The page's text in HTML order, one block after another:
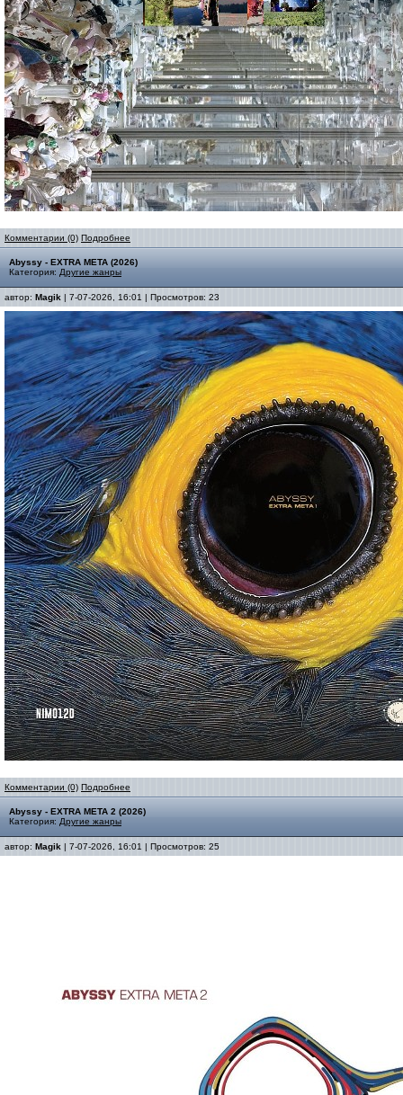
Комментарии (0) Подробнее
Abyssy - EXTRA META (2026)
Категория: Другие жанры
автор: Magik | 7-07-2026, 16:01 | Просмотров: 23
Комментарии (0) Подробнее
Abyssy - EXTRA META 2 (2026)
Категория: Другие жанры
автор: Magik | 7-07-2026, 16:01 | Просмотров: 25